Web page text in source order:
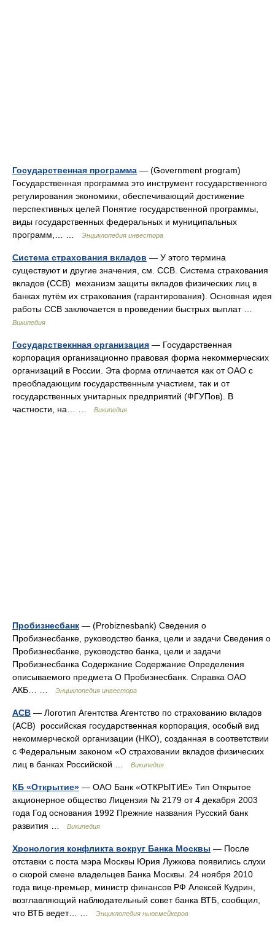
Государственная программа — (Government program)
Государственная программа это инструмент государственного
регулирования экономики, обеспечивающий достижение
перспективных целей Понятие государственной программы,
виды государственных федеральных и муниципальных
программ,… …
Энциклопедия инвестора
Система страхования вкладов — У этого термина
существуют и другие значения, см. ССВ. Система страхования
вкладов (ССВ) механизм защиты вкладов физических лиц в
банках путём их страхования (гарантирования). Основная идея
работы ССВ заключается в проведении быстрых выплат …
Википедия
Государствекнная организация — Государственная
корпорация организационно правовая форма некоммерческих
организаций в России. Эта форма отличается как от ОАО с
преобладающим государственным участием, так и от
государственных унитарных предприятий (ФГУПов). В
частности, на… …
Википедия
Пробизнесбанк — (Probiznesbank) Сведения о
Пробизнесбанке, руководство банка, цели и задачи Сведения о
Пробизнесбанке, руководство банка, цели и задачи
Пробизнесбанка Содержание Содержание Определения
описываемого предмета О Пробизнесбанк. Справка ОАО
АКБ… …
Энциклопедия инвестора
АСВ — Логотип Агентства Агентство по страхованию вкладов
(АСВ) российская государственная корпорация, особый вид
некоммерческой организации (НКО), созданная в соответствии
с Федеральным законом «О страховании вкладов физических
лиц в банках Российской …
Википедия
КБ «Открытие» — ОАО Банк «ОТКРЫТИЕ» Тип Открытое
акционерное общество Лицензия № 2179 от 4 декабря 2003
года Год основания 1992 Прежние названия Русский банк
развития …
Википедия
Хронология конфликта вокруг Банка Москвы — После
отставки с поста мэра Москвы Юрия Лужкова появились слухи
о скорой смене владельцев Банка Москвы. 24 ноября 2010
года вице‑премьер, министр финансов РФ Алексей Кудрин,
возглавляющий наблюдательный совет банка ВТБ, сообщил,
что ВТБ ведет… …
Энциклопедия ньюсмейкеров